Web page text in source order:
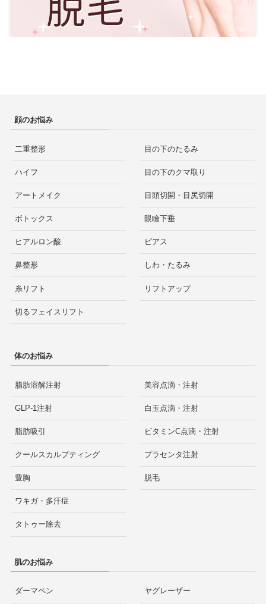
顔のお悩み
二重整形
ハイフ
アートメイク
ボトックス
ヒアルロン酸
鼻整形
糸リフト
切るフェイスリフト
目の下のたるみ
目の下のクマ取り
目頭切開・目尻切開
眼瞼下垂
ピアス
しわ・たるみ
リフトアップ
体のお悩み
脂肪溶解注射
GLP-1注射
脂肪吸引
クールスカルプティング
豊胸
ワキガ・多汗症
タトゥー除去
美容点滴・注射
白玉点滴・注射
ビタミンC点滴・注射
プラセンタ注射
脱毛
肌のお悩み
ダーマペン ヤグレーザー